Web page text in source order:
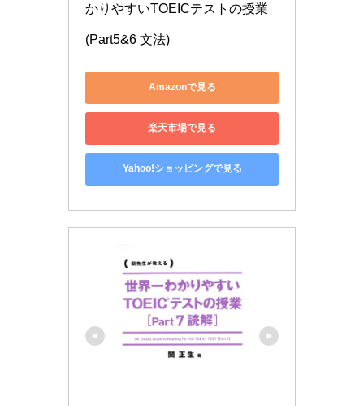
かりやすいTOEICテストの授業
(Part5&6 文法)
Amazonで見る
楽天市場で見る
Yahoo!ショッピングで見る